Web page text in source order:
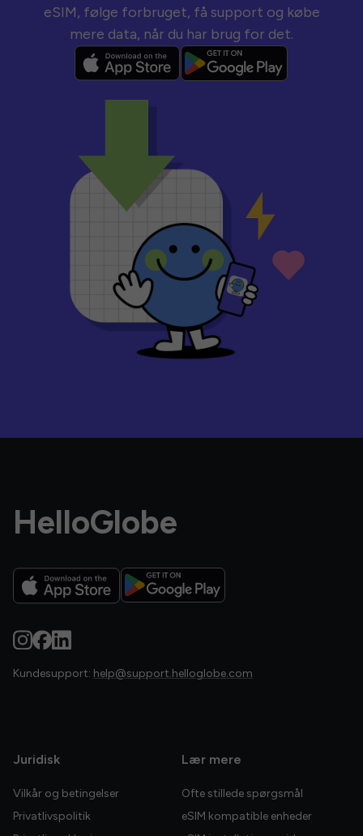
eSIM, følge forbruget, få support og købe
mere data, når du har brug for det.
HelloGlobe
Kundesupport: help@support.helloglobe.com
Juridisk
Vilkår og betingelser
Privatlivspolitik
Lær mere
Ofte stillede spørgsmål
eSIM kompatible enheder